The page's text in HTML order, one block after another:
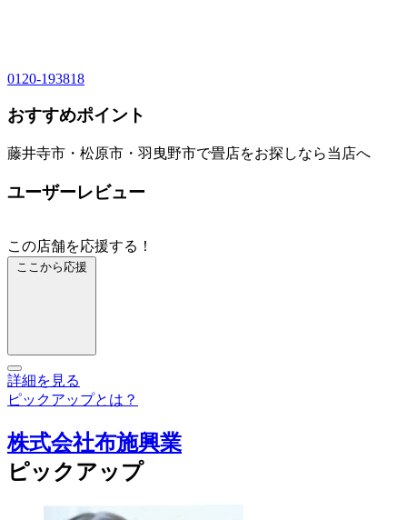
0120-193818
おすすめポイント
藤井寺市・松原市・羽曳野市で畳店をお探しなら当店へ
ユーザーレビュー
この店舗を応援する！
ここから応援
詳細を見る
ピックアップとは？
株式会社布施興業
ピックアップ